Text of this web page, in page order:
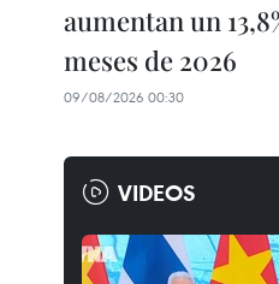
aumentan un
meses de 2026
09/08/2026 00:30
VIDEOS